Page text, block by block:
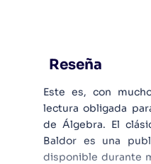
Reseña
Este es, con
lectura obligada
de Álgebra. El
Baldor es una
disponible durante